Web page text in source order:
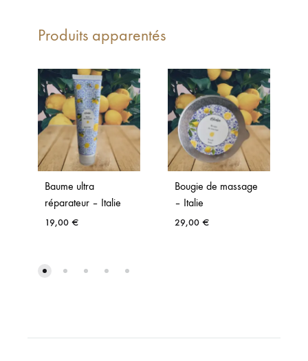
Produits apparentés
Baume ultra
réparateur – Italie
19,00 €
Bougie de massage
– Italie
29,00 €